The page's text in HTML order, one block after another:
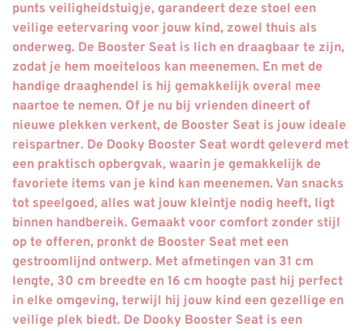
punts veiligheidstuigje, garandeert deze stoel een
veilige eetervaring voor jouw kind, zowel thuis als
onderweg. De Booster Seat is lich en draagbaar te zijn,
zodat je hem moeiteloos kan meenemen. En met de
handige draaghendel is hij gemakkelijk overal mee
naartoe te nemen. Of je nu bij vrienden dineert of
nieuwe plekken verkent, de Booster Seat is jouw ideale
reispartner. De Dooky Booster Seat wordt geleverd met
een praktisch opbergvak, waarin je gemakkelijk de
favoriete items van je kind kan meenemen. Van snacks
tot speelgoed, alles wat jouw kleintje nodig heeft, ligt
binnen handbereik. Gemaakt voor comfort zonder stijl
op te offeren, pronkt de Booster Seat met een
gestroomlijnd ontwerp. Met afmetingen van 31 cm
lengte, 30 cm breedte en 16 cm hoogte past hij perfect
in elke omgeving, terwijl hij jouw kind een gezellige en
veilige plek biedt. De Dooky Booster Seat is een